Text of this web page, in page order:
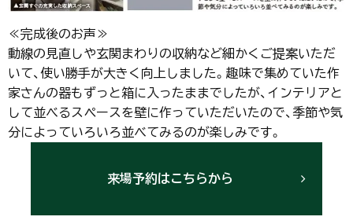
≪完成後のお声≫
動線の見直しや玄関まわりの収納など細かくご提案いただ
いて、使い勝手が大きく向上しました。趣味で集めていた作
家さんの器もずっと箱に入ったままでしたが、インテリアと
して並べるスペースを壁に作っていただいたので、季節や気
分によっていろいろ並べてみるのが楽しみです。
来場予約はこちらから